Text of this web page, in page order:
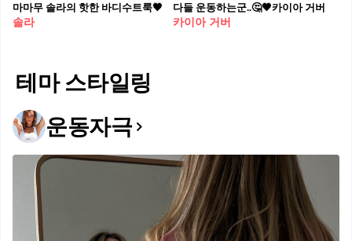
마마무 솔라의 핫한 바디수트룩🖤
솔라
다들 운동하는군..🤔🖤카이아 거버
카이아 거버
테마 스타일링
운동자극